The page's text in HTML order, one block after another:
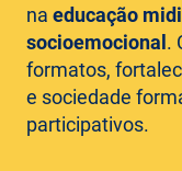
na educação
socioemocional .
formatos,
e sociedade
participativos.